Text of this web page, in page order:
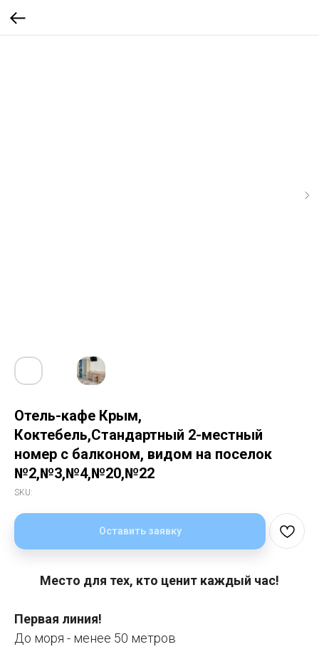
Отель-кафе Крым,
Коктебель,Стандартный 2-местный
номер с балконом, видом на поселок
№2,№3,№4,№20,№22
SKU:
Оставить заявку
Место для тех, кто ценит каждый час!
Первая линия!
До моря - менее 50 метров